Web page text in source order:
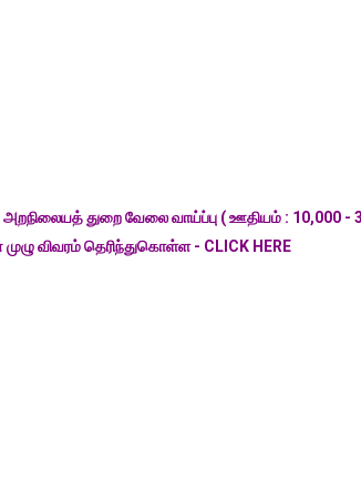
துறை வேலை வாய்ப்பு ( ஊதியம் : 10,000 -
விவரம் தெரிந்துகொள்ள - CLICK HERE